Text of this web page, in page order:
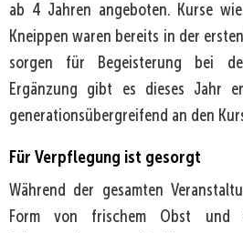
ab 4 Jahren angeboten. Kurse
Kneippen waren bereits in der
sorgen für Begeisterung bei
Ergänzung gibt es dieses Jahr
generationsübergreifend an den
Für Verpflegung ist gesorgt
Während der gesamten
Form von frischem Obst und